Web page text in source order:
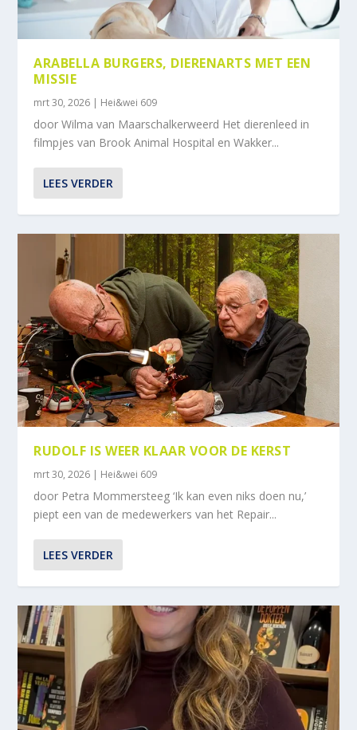
ARABELLA BURGERS, DIERENARTS MET EEN
MISSIE
mrt 30, 2026 | Hei&wei 609
door Wilma van Maarschalkerweerd Het dierenleed in
filmpjes van Brook Animal Hospital en Wakker...
LEES VERDER
RUDOLF IS WEER KLAAR VOOR DE KERST
mrt 30, 2026 | Hei&wei 609
door Petra Mommersteeg ‘Ik kan even niks doen nu,’
piept een van de medewerkers van het Repair...
LEES VERDER